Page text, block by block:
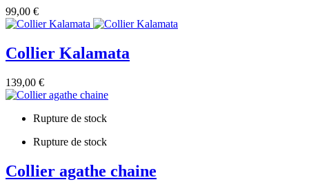
99,00 €
Collier Kalamata
139,00 €
Rupture de stock
Rupture de stock
Collier agathe chaine